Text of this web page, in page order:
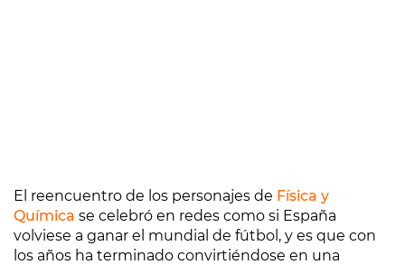
El reencuentro de los personajes de Física y
Química se celebró en redes como si España
volviese a ganar el mundial de fútbol, y es que con
los años ha terminado convirtiéndose en una